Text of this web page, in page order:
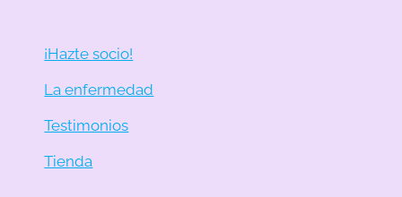
¡Hazte socio!
La enfermedad
Testimonios
Tienda